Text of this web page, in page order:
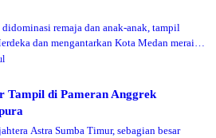
remaja dan anak-anak, tampil
dan mengantarkan Kota Medan meraih
HUT ke-436.
Tampil di Pameran Anggrek
Astra Sumba Timur, sebagian besar